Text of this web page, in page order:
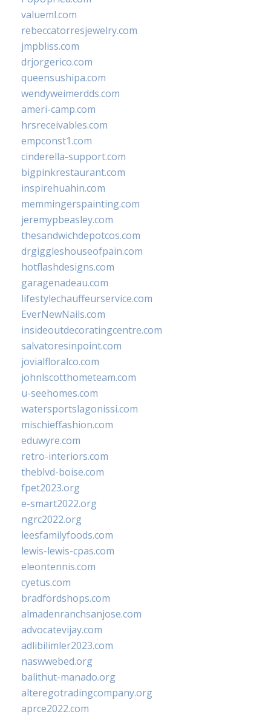
valueml.com
rebeccatorresjewelry.com
jmpbliss.com
drjorgerico.com
queensushipa.com
wendyweimerdds.com
ameri-camp.com
hrsreceivables.com
empconst1.com
cinderella-support.com
bigpinkrestaurant.com
inspirehuahin.com
memmingerspainting.com
jeremypbeasley.com
thesandwichdepotcos.com
drgiggleshouseofpain.com
hotflashdesigns.com
garagenadeau.com
lifestylechauffeurservice.com
EverNewNails.com
insideoutdecoratingcentre.com
salvatoresinpoint.com
jovialfloralco.com
johnlscotthometeam.com
u-seehomes.com
watersportslagonissi.com
mischieffashion.com
eduwyre.com
retro-interiors.com
theblvd-boise.com
fpet2023.org
e-smart2022.org
ngrc2022.org
leesfamilyfoods.com
lewis-lewis-cpas.com
eleontennis.com
cyetus.com
bradfordshops.com
almadenranchsanjose.com
advocatevijay.com
adlibilimler2023.com
naswwebed.org
balithut-manado.org
alteregotradingcompany.org
aprce2022.com